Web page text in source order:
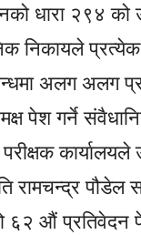
धारा २९४ को
निकायले
अलग अलग
पेश गर्ने
कार्यालयले
रामचन्द्र पौडेल
६२ औं प्रतिवेदन